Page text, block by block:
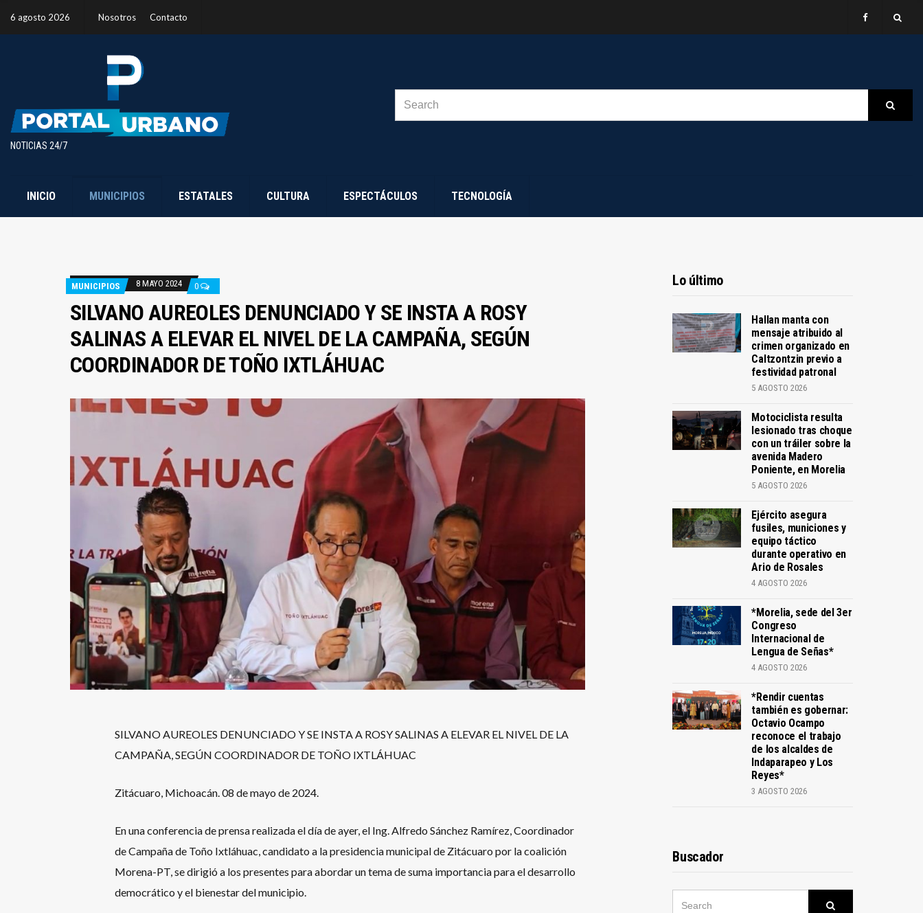
6 agosto 2026 Nosotros Contacto
NOTICIAS 24/7
INICIO MUNICIPIOS ESTATALES CULTURA ESPECTÁCULOS TECNOLOGÍA
MUNICIPIOS 8 MAYO 2024 0
SILVANO AUREOLES DENUNCIADO Y SE INSTA A ROSY
SALINAS A ELEVAR EL NIVEL DE LA CAMPAÑA, SEGÚN
COORDINADOR DE TOÑO IXTLÁHUAC
SILVANO AUREOLES DENUNCIADO Y SE INSTA A ROSY SALINAS A ELEVAR EL NIVEL DE LA
CAMPAÑA, SEGÚN COORDINADOR DE TOÑO IXTLÁHUAC
Zitácuaro, Michoacán. 08 de mayo de 2024.
En una conferencia de prensa realizada el día de ayer, el Ing. Alfredo Sánchez Ramírez, Coordinador
de Campaña de Toño Ixtláhuac, candidato a la presidencia municipal de Zitácuaro por la coalición
Morena-PT, se dirigió a los presentes para abordar un tema de suma importancia para el desarrollo
democrático y el bienestar del municipio.
Lo último
Hallan manta con
mensaje atribuido al
crimen organizado en
Caltzontzin previo a
festividad patronal
5 AGOSTO 2026
Motociclista resulta
lesionado tras choque
con un tráiler sobre la
avenida Madero
Poniente, en Morelia
5 AGOSTO 2026
Ejército asegura
fusiles, municiones y
equipo táctico
durante operativo en
Ario de Rosales
4 AGOSTO 2026
*Morelia, sede del 3er
Congreso
Internacional de
Lengua de Señas*
4 AGOSTO 2026
*Rendir cuentas
también es gobernar:
Octavio Ocampo
reconoce el trabajo
de los alcaldes de
Indaparapeo y Los
Reyes*
3 AGOSTO 2026
Buscador